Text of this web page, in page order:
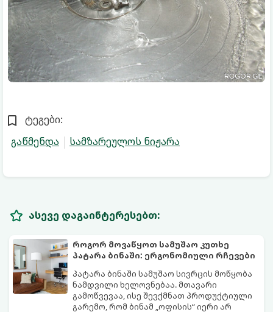
ტეგები:
გაწმენდა
სამზარეულოს ნიჟარა
ასევე დაგაინტერესებთ:
როგორ მოვაწყოთ სამუშაო კუთხე
პატარა ბინაში: ერგონომიული რჩევები
პატარა ბინაში სამუშაო სივრცის მოწყობა
ნამდვილი ხელოვნებაა. მთავარი
გამოწვევაა, ისე შევქმნათ პროდუქტიული
გარემო, რომ ბინამ „ოფისის“ იერი არ